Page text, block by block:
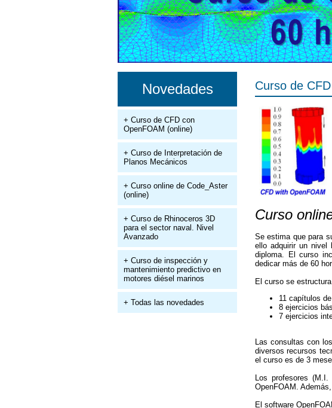
Novedades
+ Curso de CFD con
OpenFOAM (online)
+ Curso de Interpretación de
Planos Mecánicos
+ Curso online de Code_Aster
(online)
+ Curso de Rhinoceros 3D
para el sector naval. Nivel
Avanzado
+ Curso de inspección y
mantenimiento predictivo en
motores diésel marinos
+ Todas las novedades
Curso de
Curso
Se estima que para
ello adquirir un nivel
diploma. El curso
dedicar más de 60
El curso se
11 capítulos
8 ejercicios
7 ejercicios
Las consultas con
diversos recursos
el curso es de 3
Los profesores
OpenFOAM.
El software